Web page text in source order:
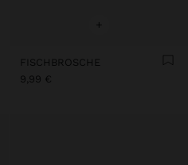
+
FISCHBROSCHE
9,99 €